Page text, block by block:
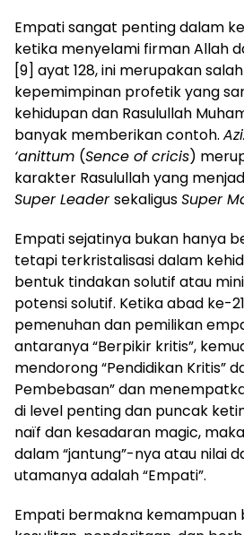
Empati sangat penting dalam
ketika menyelami firman Allah
[9] ayat 128, ini merupakan
kepemimpinan profetik yang
kehidupan dan Rasulullah
banyak memberikan contoh.
‘anittum (Sence of cricis)
karakter Rasulullah yang
Super LeadersekaligusSuper
Empati sejatinya bukan hanya
tetapi terkristalisasi dalam
bentuk tindakan solutif atau
potensi solutif. Ketika abad ke-
pemenuhan dan pemilikan
antaranya “Berpikir kritis”,
mendorong “Pendidikan Kritis”
Pembebasan” dan
di level penting dan puncak
naïf dan kesadaran magic,
dalam “jantung”-nya atau nilai
utamanya adalah “Empati”.
Empati bermakna kemampuan